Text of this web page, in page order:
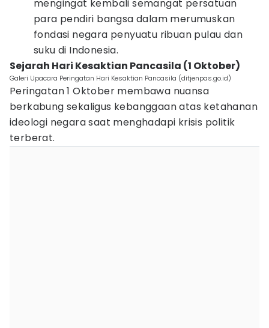
mengingat kembali semangat persatuan
para pendiri bangsa dalam merumuskan
fondasi negara penyuatu ribuan pulau dan
suku di Indonesia.
Sejarah Hari Kesaktian Pancasila (1 Oktober)
Galeri Upacara Peringatan Hari Kesaktian Pancasila (ditjenpas.go.id)
Peringatan 1 Oktober membawa nuansa
berkabung sekaligus kebanggaan atas ketahanan
ideologi negara saat menghadapi krisis politik
terberat.